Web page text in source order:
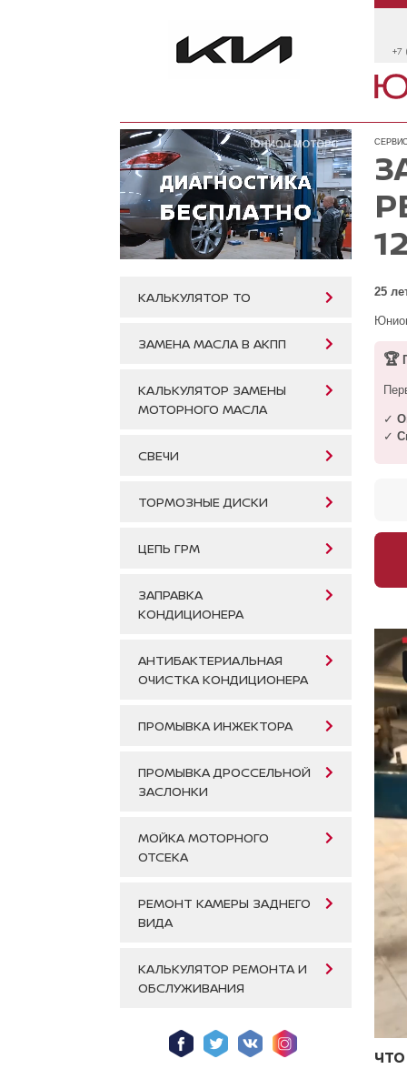
+7
КАЛЬКУЛЯТОР ТО
ЗАМЕНА МАСЛА В АКПП
КАЛЬКУЛЯТОР ЗАМЕНЫ
МОТОРНОГО МАСЛА
СВЕЧИ
ТОРМОЗНЫЕ ДИСКИ
ЦЕПЬ ГРМ
ЗАПРАВКА
КОНДИЦИОНЕРА
АНТИБАКТЕРИАЛЬНАЯ
ОЧИСТКА КОНДИЦИОНЕРА
ПРОМЫВКА ИНЖЕКТОРА
ПРОМЫВКА ДРОССЕЛЬНОЙ
ЗАСЛОНКИ
МОЙКА МОТОРНОГО
ОТСЕКА
РЕМОНТ КАМЕРЫ ЗАДНЕГО
ВИДА
КАЛЬКУЛЯТОР РЕМОНТА И
ОБСЛУЖИВАНИЯ
25
🏆
✓
✓